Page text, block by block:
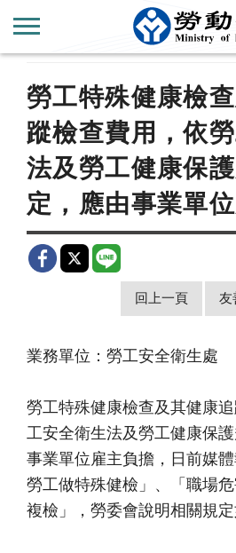
新聞公告 歷史新聞
勞工特殊健康檢
蹤檢查費用，依
法及勞工健康保
定，應由事業單位
回上一頁 友
業務單位：勞工安全衛生處
勞工特殊健康檢查及其健康
工安全衛生法及勞工健康保
事業單位雇主負擔，日前媒
勞工做特殊健檢」、「職場
複檢」，勞委會說明相關規定